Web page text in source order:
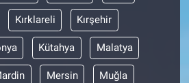
Kırklareli Kırşehir
Kütahya Malatya
Mersin Muğla